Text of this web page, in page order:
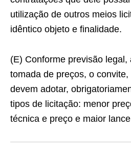
utilização de outros meios
idêntico objeto e finalidade.
(E) Conforme previsão legal,
tomada de preços, o
devem adotar,
tipos de licitação: menor
técnica e preço e maior